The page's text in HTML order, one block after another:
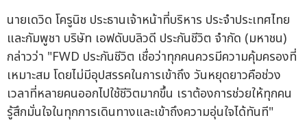
นายเดวิด โครูนิช ประธานเจ้าหน้าที่บริหาร ประจำประเทศไทย
และกัมพูชา บริษัท เอฟดับบลิวดี ประกันชีวิต จำกัด (มหาชน)
กล่าวว่า "FWD ประกันชีวิต เชื่อว่าทุกคนควรมีความคุ้มครองที่
เหมาะสม โดยไม่มีอุปสรรคในการเข้าถึง วันหยุดยาวคือช่วง
เวลาที่หลายคนออกไปใช้ชีวิตมากขึ้น เราต้องการช่วยให้ทุกคน
รู้สึกมั่นใจในทุกการเดินทางและเข้าถึงความอุ่นใจได้ทันที"